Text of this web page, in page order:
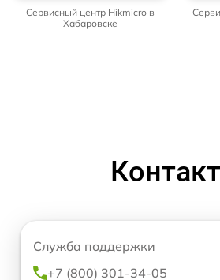
Сервисный центр Hikmicro в
Хабаровске
Служба поддержки
+7 (800) 301-34-05